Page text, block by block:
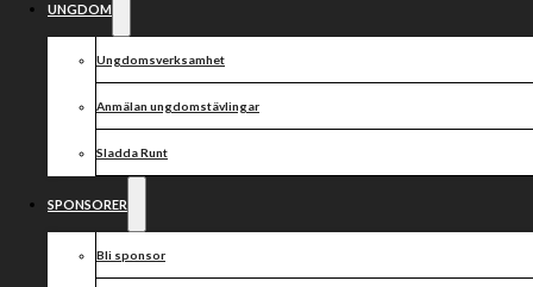
UNGDOM
Ungdomsverksamhet
Anmälan ungdomstävlingar
Sladda Runt
SPONSORER
Bli sponsor